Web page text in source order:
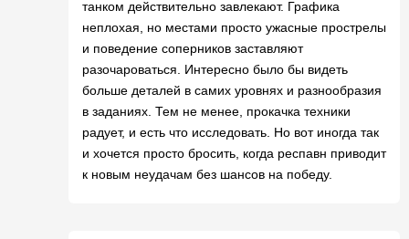
танком действительно завлекают. Графика
неплохая, но местами просто ужасные прострелы
и поведение соперников заставляют
разочароваться. Интересно было бы видеть
больше деталей в самих уровнях и разнообразия
в заданиях. Тем не менее, прокачка техники
радует, и есть что исследовать. Но вот иногда так
и хочется просто бросить, когда респавн приводит
к новым неудачам без шансов на победу.